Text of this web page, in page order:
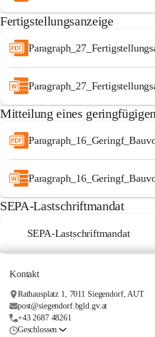
Fertigstellungsanzeige
Mitteilung eines
SEPA-Lastschriftmandat
SEPA-Lastschriftmandat
Kontakt
Rathausplatz 1, 7011 Siegendorf, AUT
post@siegendorf.bgld.gv.at
+43 2687 48261
Geschlossen